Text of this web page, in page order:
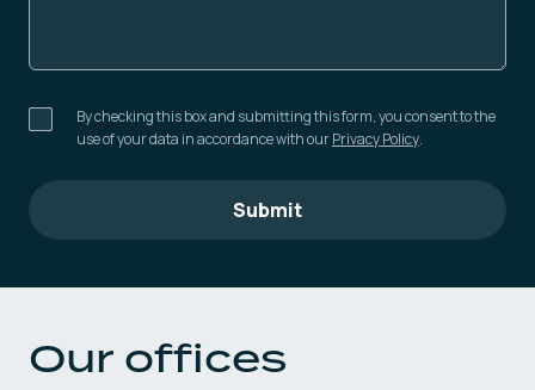
By checking this box and submitting this form, you consent to the
use of your data in accordance with ourPrivacy Policy.
Submit
Our offices